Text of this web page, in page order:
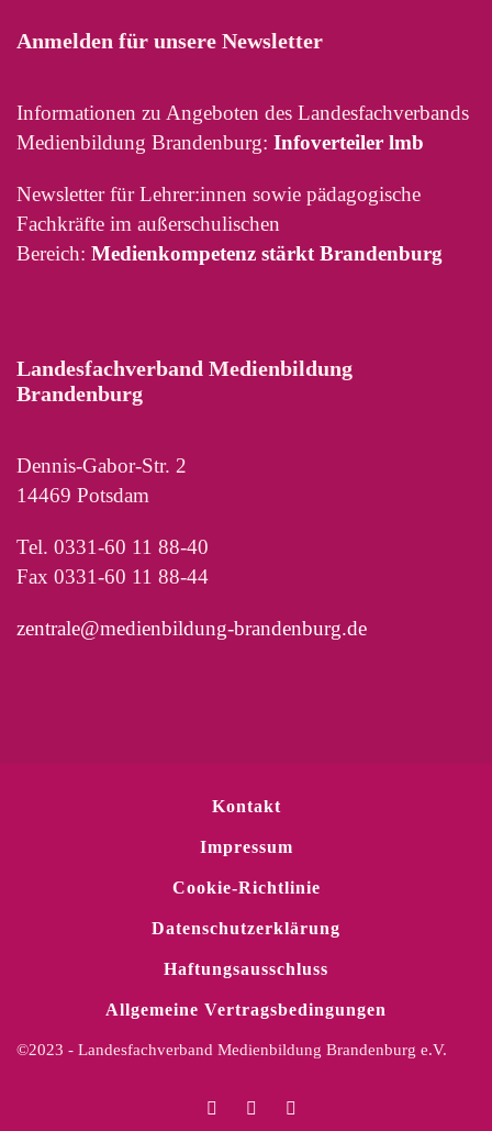
Anmelden für unsere Newsletter
Informationen zu Angeboten des Landesfachverbands
Medienbildung Brandenburg: Infoverteiler lmb
Newsletter für Lehrer:innen sowie pädagogische
Fachkräfte im außerschulischen
Bereich: Medienkompetenz stärkt Brandenburg
Landesfachverband Medienbildung
Brandenburg
Dennis-Gabor-Str. 2
14469 Potsdam
Tel. 0331-60 11 88-40
Fax 0331-60 11 88-44
zentrale@medienbildung-brandenburg.de
Kontakt
Impressum
Cookie-Richtlinie
Datenschutzerklärung
Haftungsausschluss
Allgemeine Vertragsbedingungen
©2023 - Landesfachverband Medienbildung Brandenburg e.V.